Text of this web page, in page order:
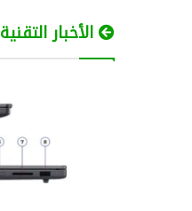
الأخبار التقنية